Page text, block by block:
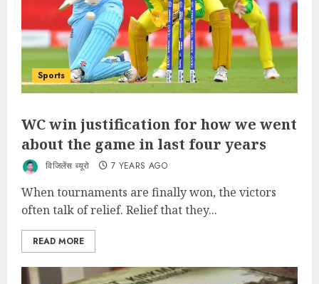
Sports
WC win justification for how we went
about the game in last four years
विजिलेंस ब्यूरो 7 YEARS AGO
When tournaments are finally won, the victors
often talk of relief. Relief that they...
READ MORE